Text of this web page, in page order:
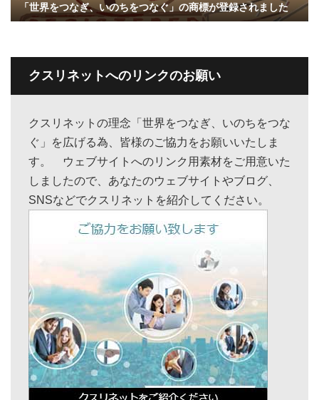
「世界をつなぎ、いのちをつなぐ」の商標が登録されました
クスリネットへのリンクのお願い
クスリネットの理念「世界をつなぎ、いのちをつな
ぐ」を広げる為、皆様のご協力をお願いいたしま
す。 ウェブサイトへのリンク用素材をご用意いた
しましたので、あなたのウェブサイトやブログ、
SNSなどでクスリネットを紹介してください。